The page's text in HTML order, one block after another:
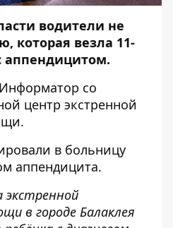
водители не
которая везла 11-
аппендицитом.
Информатор со
центр экстренной
.
в больницу
аппендицита.
экстренной
в городе Балаклея